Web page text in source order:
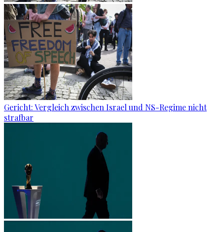
Gericht: Ver­gleich zwi­schen Is­ra­el und NS-Re­gime nicht
straf­bar